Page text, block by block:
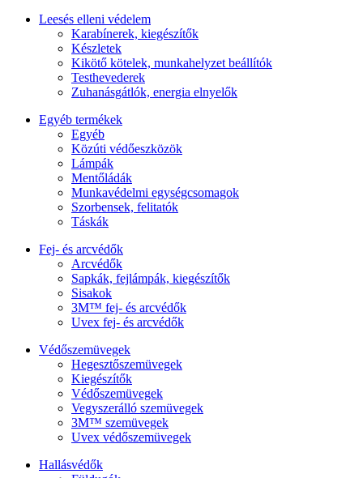
Leesés elleni védelem
Karabínerek, kiegészítők
Készletek
Kikötő kötelek, munkahelyzet beállítók
Testhevederek
Zuhanásgátlók, energia elnyelők
Egyéb termékek
Egyéb
Közúti védőeszközök
Lámpák
Mentőládák
Munkavédelmi egységcsomagok
Szorbensek, felitatók
Táskák
Fej- és arcvédők
Arcvédők
Sapkák, fejlámpák, kiegészítők
Sisakok
3M™ fej- és arcvédők
Uvex fej- és arcvédők
Védőszemüvegek
Hegesztőszemüvegek
Kiegészítők
Védőszemüvegek
Vegyszerálló szemüvegek
3M™ szemüvegek
Uvex védőszemüvegek
Hallásvédők